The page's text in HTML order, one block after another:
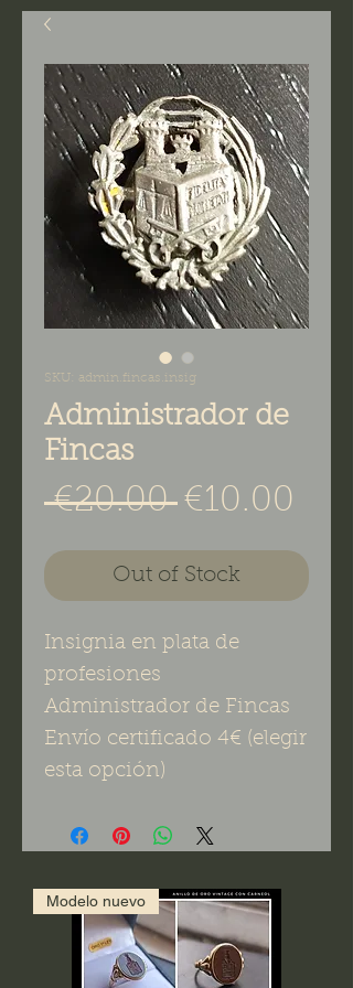
SKU: admin.fincas.insig
Administrador de
Fincas
€20.00 Regular
€10.00
Out of Stock
Insignia en plata de
profesiones
Administrador de Fincas
Envío certificado 4€ (elegir
esta opción)
Modelo nuevo